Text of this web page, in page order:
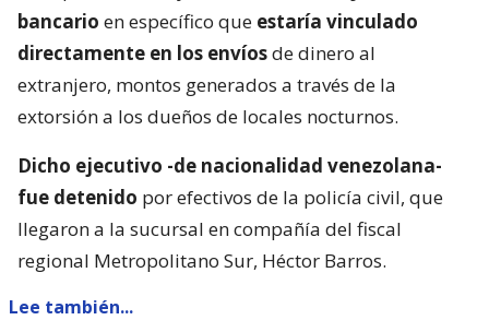
bancario en específico que estaría vinculado
directamente en los envíosde dinero al
extranjero, montos generados a través de la
extorsión a los dueños de locales nocturnos.
Dicho ejecutivo -de nacionalidad venezolana-
fue detenido por efectivos de la policía civil, que
llegaron a la sucursal en compañía del fiscal
regional Metropolitano Sur, Héctor Barros.
Lee también...